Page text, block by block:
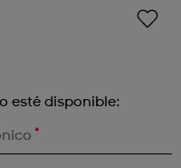
esté disponible:
*